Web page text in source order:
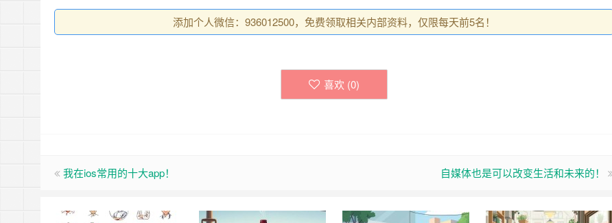
添加个人微信：936012500，免费领取相关内部资料，仅限每天前5名！
喜欢 (0)
我在ios常用的十大app！ 自媒体也是可以改变生活和未来的！